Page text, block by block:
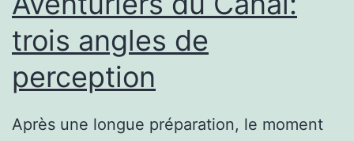
trois angles de
perception
Après une longue préparation, le moment